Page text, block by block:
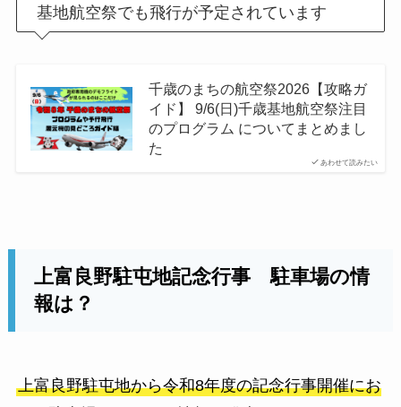
基地航空祭でも飛行が予定されています
あわせて読みたい
千歳のまちの航空祭2026【攻略ガ
イド】 9/6(日)千歳基地航空祭注目
のプログラム についてまとめまし
た
上富良野駐屯地記念行事 駐車場の情
報は？
上富良野駐屯地から令和8年度の記念行事開催にお